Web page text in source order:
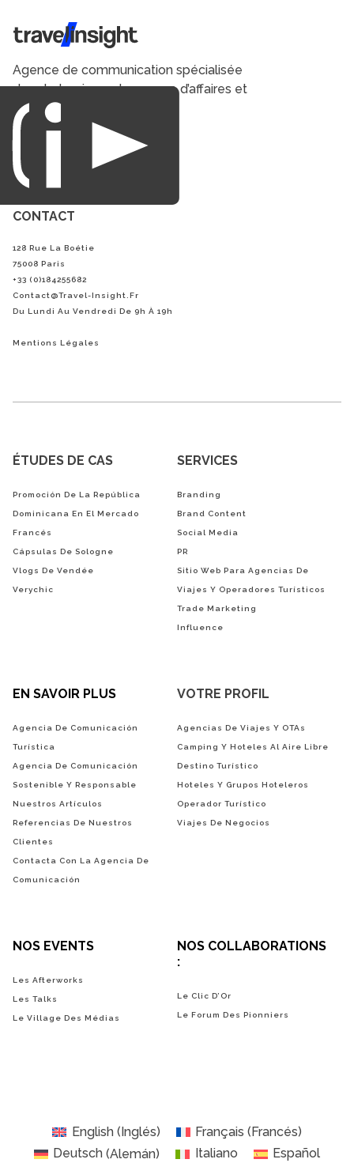
Travel Insight
Agence de communication spécialisée
dans le tourisme du voyage d’affaires et
du loisirs.
CONTACT
128 Rue La Boétie
75008 Paris
+33 (0)184255682
Contact@Travel-Insight.fr
Du Lundi Au Vendredi De 9h À 19h
Mentions Légales
ÉTUDES DE CAS
Promoción De La República
Dominicana En El Mercado
Francés
Cápsulas De Sologne
Vlogs De Vendée
Verychic
SERVICES
Branding
Brand Content
Social Media
PR
Sitio Web Para Agencias De
Viajes Y Operadores Turísticos
Trade Marketing
Influence
EN SAVOIR PLUS
Agencia De Comunicación
Turística
Agencia De Comunicación
Sostenible Y Responsable
Nuestros Artículos
Referencias De Nuestros
Clientes
Contacta Con La Agencia De
Comunicación
VOTRE PROFIL
Agencias De Viajes Y OTAs
Camping Y Hoteles Al Aire Libre
Destino Turístico
Hoteles Y Grupos Hoteleros
Operador Turístico
Viajes De Negocios
NOS EVENTS
Les Afterworks
Les Talks
Le Village Des Médias
NOS COLLABORATIONS
:
Le Clic D’Or
Le Forum Des Pionniers
English(Inglés) Français (Francés)
Deutsch (Alemán) Italiano Español